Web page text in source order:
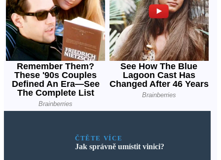
ČTĚTE VÍCE
Jak správně umístit vinici?